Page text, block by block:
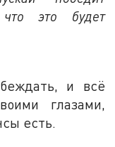
это будет
и всё
глазами,
есть.